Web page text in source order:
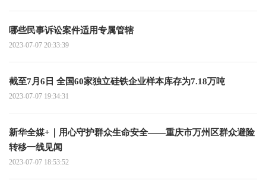
哪些民事诉讼案件适用专属管辖
2023-07-07 20:33:39
截至7月6日 全国60家独立硅铁企业样本库存为7.18万吨
2023-07-07 19:34:31
新华全媒+｜用心守护群众生命安全——重庆市万州区群众避险
转移一线见闻
2023-07-07 18:53:52